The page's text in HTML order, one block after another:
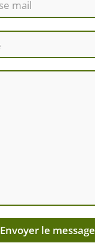
Envoyer le message